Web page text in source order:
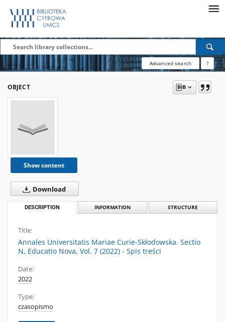
Advanced search ?
OBJECT
Show content
Download
DESCRIPTION INFORMATION STRUCTURE
Title:
Annales Universitatis Mariae Curie-Skłodowska. Sectio
N, Educatio Nova, Vol. 7 (2022) - Spis treści
Date:
2022
Type:
czasopismo